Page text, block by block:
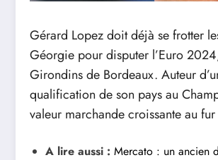
Gérard Lopez doit déjà se frotter
Géorgie pour disputer l’Euro
Girondins de Bordeaux. Auteur
qualification de son pays au
valeur marchande croissante au fur
A lire aussi : Mercato : un ancien